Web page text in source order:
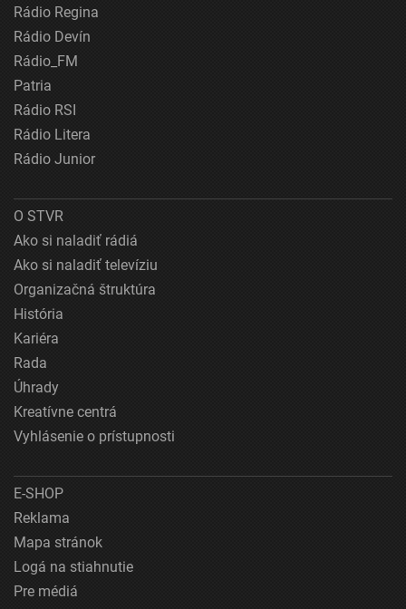
Rádio Regina
Rádio Devín
Rádio_FM
Patria
Rádio RSI
Rádio Litera
Rádio Junior
O STVR
Ako si naladiť rádiá
Ako si naladiť televíziu
Organizačná štruktúra
História
Kariéra
Rada
Úhrady
Kreatívne centrá
Vyhlásenie o prístupnosti
E-SHOP
Reklama
Mapa stránok
Logá na stiahnutie
Pre médiá